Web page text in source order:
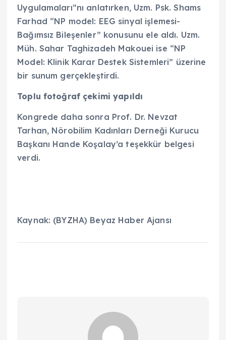
Uygulamaları”nı anlatırken, Uzm. Psk. Shams
Farhad “NP model: EEG sinyal işlemesi-
Bağımsız Bileşenler” konusunu ele aldı. Uzm.
Müh. Sahar Taghizadeh Makouei ise “NP
Model: Klinik Karar Destek Sistemleri” üzerine
bir sunum gerçekleştirdi.
Toplu fotoğraf çekimi yapıldı
Kongrede daha sonra Prof. Dr. Nevzat
Tarhan, Nörobilim Kadınları Derneği Kurucu
Başkanı Hande Koşalay’a teşekkür belgesi
verdi.
Kaynak: (BYZHA) Beyaz Haber Ajansı